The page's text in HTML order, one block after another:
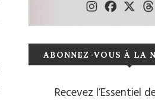
ABONNEZ-VOUS À LA
Recevez l’Essentiel